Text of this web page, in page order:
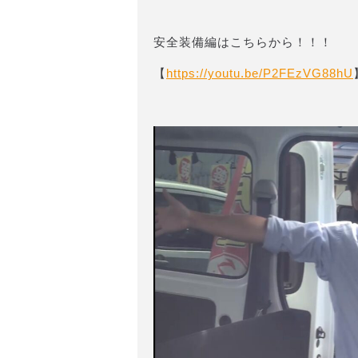
安全装備編はこちらから！！！
【 https://youtu.be/P2FEzVG88hU